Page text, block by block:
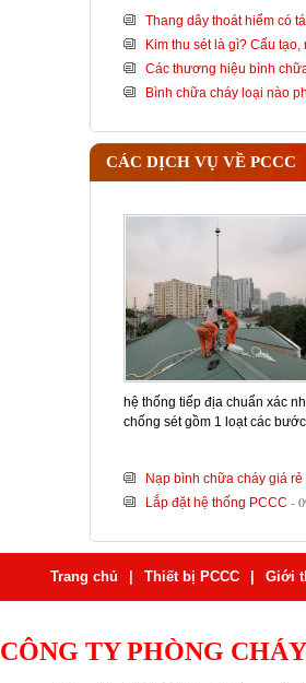
Thang dây thoát hiểm có
Kim thu sét là gì? Cấu
Các thương hiệu bình
Bình chữa cháy loại nào
CÁC DỊCH VỤ VỀ PCCC
hệ thống tiếp địa chuẩn xác
chống sét gồm 1 loạt các
Nạp bình chữa cháy giá rẻ
Lắp đặt hệ thống PCCC -
Trang chủ Thiết bị PCCC Giới
CÔNG TY PHÒNG